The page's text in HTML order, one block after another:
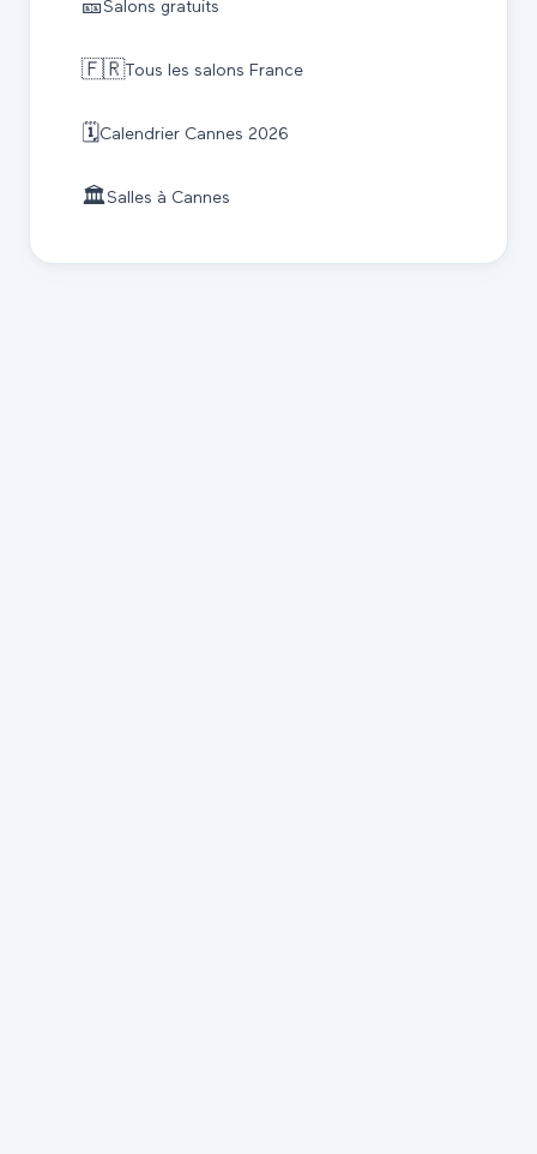
🎫Salons gratuits
🇫🇷Tous les salons France
🗓️Calendrier Cannes 2026
🏛️Salles à Cannes